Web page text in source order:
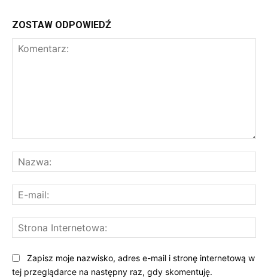
ZOSTAW ODPOWIEDŹ
Zapisz moje nazwisko, adres e-mail i stronę internetową w
tej przeglądarce na następny raz, gdy skomentuję.